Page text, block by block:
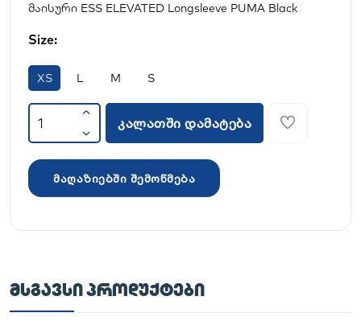
მაისური ESS ELEVATED Longsleeve PUMA Black
Size:
XS L M S
კალათში დამატება
მაღაზიებში შემოწმება
ᲛᲡᲒᲐᲕᲡᲘ ᲞᲠᲝᲓᲣᲥᲢᲔᲑᲘ